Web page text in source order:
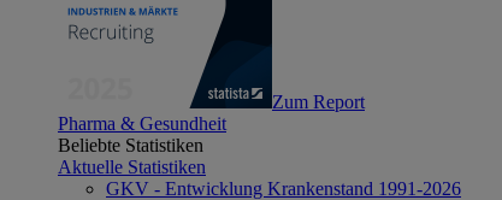
Zum Report
Pharma & Gesundheit
Beliebte Statistiken
Aktuelle Statistiken
GKV - Entwicklung Krankenstand 1991-2026